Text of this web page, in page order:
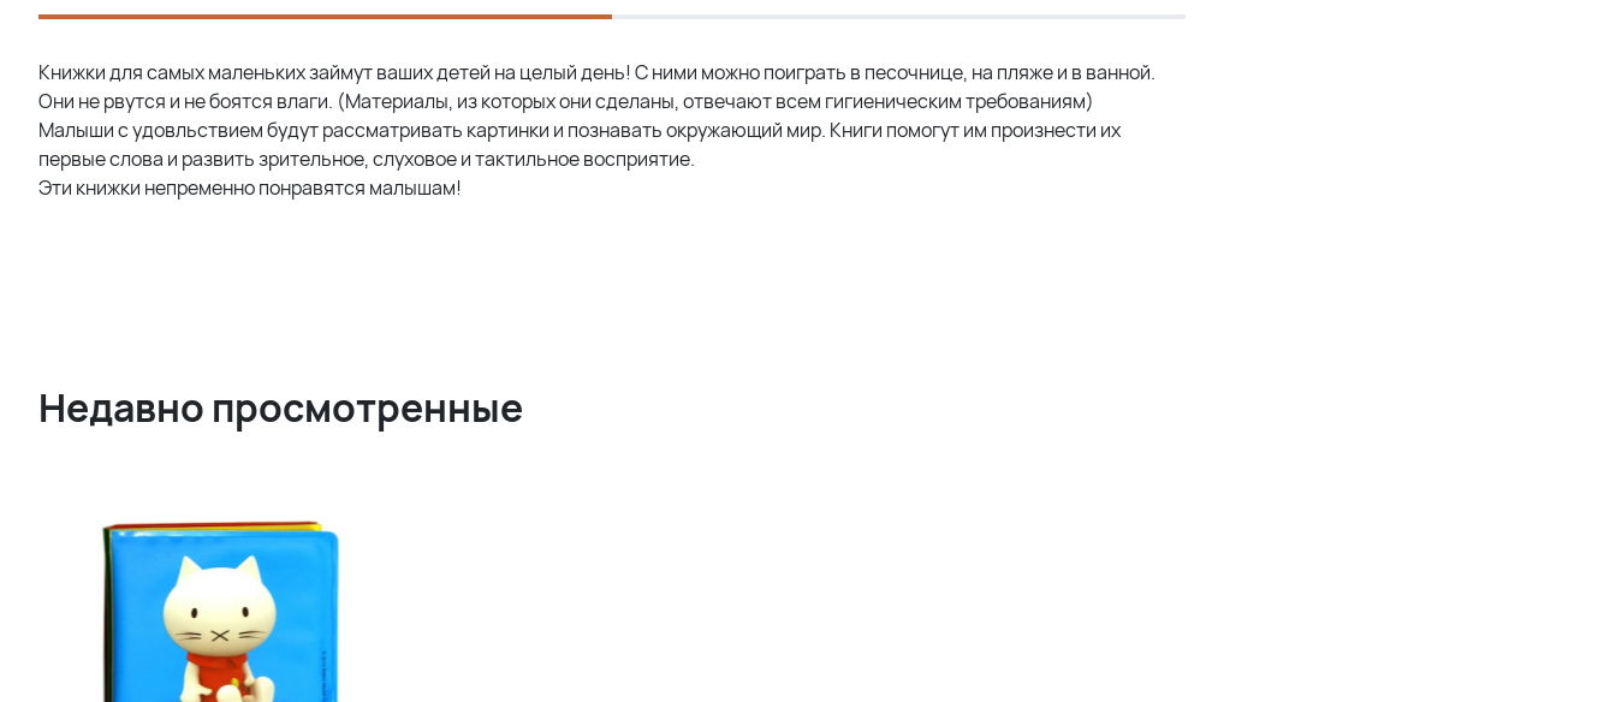
Книжки для самых маленьких займут ваших детей на целый день! С ними можно поиграть в песочнице, на пляже и в ванной.
Они не рвутся и не боятся влаги. (Материалы, из которых они сделаны, отвечают всем гигиеническим требованиям)
Малыши с удовльствием будут рассматривать картинки и познавать окружающий мир. Книги помогут им произнести их
первые слова и развить зрительное, слуховое и тактильное восприятие.
Эти книжки непременно понравятся малышам!
Недавно просмотренные